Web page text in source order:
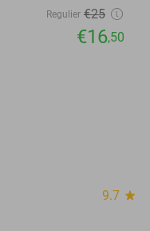
Regulier €25
€16,50
9.7 star